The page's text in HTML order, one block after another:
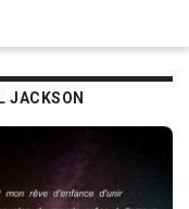
JACKSON